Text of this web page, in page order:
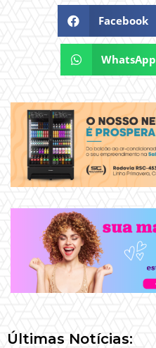
Facebook
WhatsApp
Últimas Notícias: